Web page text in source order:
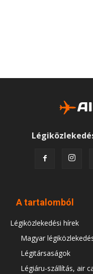
A tartalomból
Légiközlekedési hírek
Magyar
Légitársaságok
Légiáru-szállítás, air